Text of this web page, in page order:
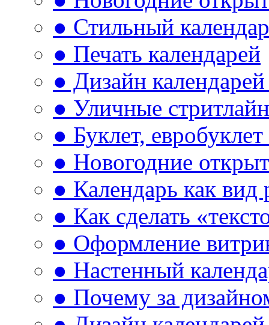
● Стильный
● Печать календарей
● Дизайн
● Уличные
● Буклет,
● Новогодние
● Календарь как вид
● Как сделать
● Оформление
● Настенный
● Почему за